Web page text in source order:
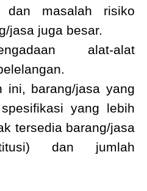
dan masalah risiko
jasa juga besar.
alat-alat
ini, barang/jasa yang
yang lebih
tersedia barang/jasa
dan jumlah